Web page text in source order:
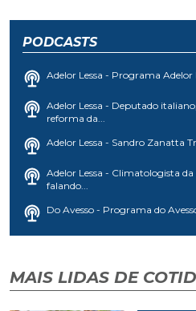
PODCASTS
Adelor Lessa - Programa
Adelor Lessa - Deputado
reforma da...
Adelor Lessa - Sandro Zanatta
Adelor Lessa - Climatologista
falando...
Do Avesso - Programa do
MAIS LIDAS DE